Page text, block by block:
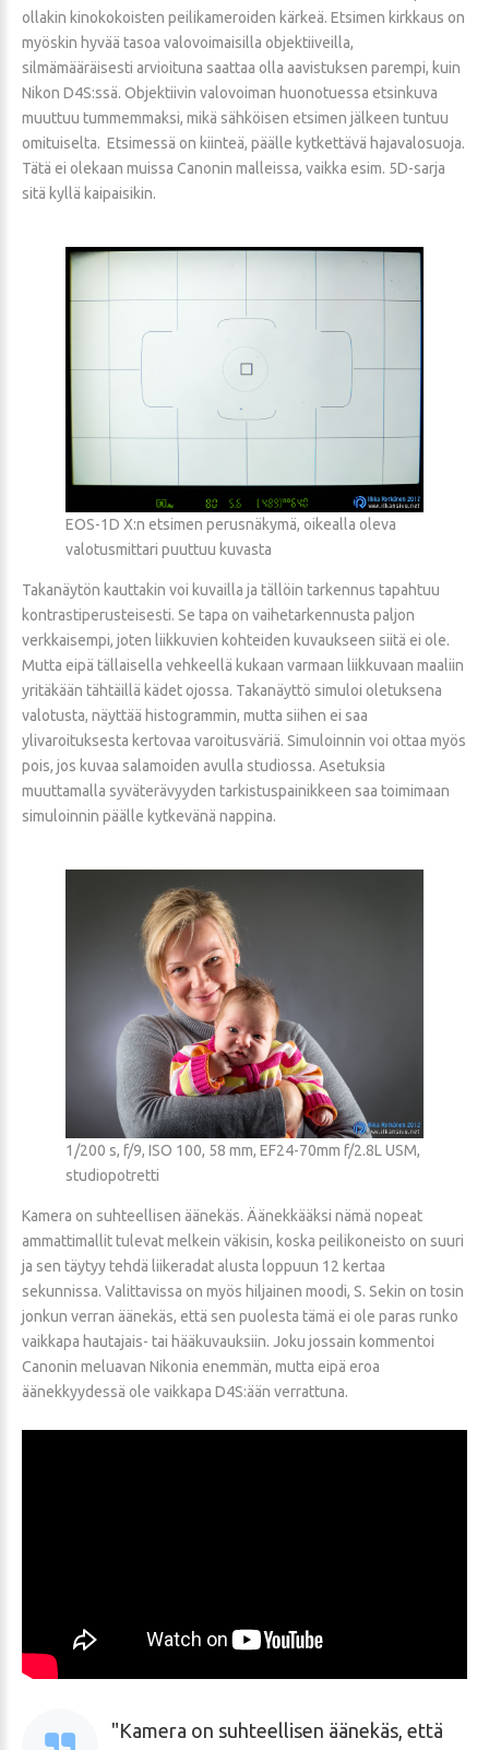
ollakin kinokokoisten peilikameroiden kärkeä. Etsimen kirkkaus on
myöskin hyvää tasoa valovoimaisilla objektiiveilla,
silmämääräisesti arvioituna saattaa olla aavistuksen parempi, kuin
Nikon D4S:ssä. Objektiivin valovoiman huonotuessa etsinkuva
muuttuu tummemmaksi, mikä sähköisen etsimen jälkeen tuntuu
omituiselta. Etsimessä on kiinteä, päälle kytkettävä hajavalosuoja.
Tätä ei olekaan muissa Canonin malleissa, vaikka esim. 5D-sarja
sitä kyllä kaipaisikin.
EOS-1D X:n etsimen perusnäkymä, oikealla oleva
valotusmittari puuttuu kuvasta
Takanäytön kauttakin voi kuvailla ja tällöin tarkennus tapahtuu
kontrastiperusteisesti. Se tapa on vaihetarkennusta paljon
verkkaisempi, joten liikkuvien kohteiden kuvaukseen siitä ei ole.
Mutta eipä tällaisella vehkeellä kukaan varmaan liikkuvaan maaliin
yritäkään tähtäillä kädet ojossa. Takanäyttö simuloi oletuksena
valotusta, näyttää histogrammin, mutta siihen ei saa
ylivaroituksesta kertovaa varoitusväriä. Simuloinnin voi ottaa myös
pois, jos kuvaa salamoiden avulla studiossa. Asetuksia
muuttamalla syväterävyyden tarkistuspainikkeen saa toimimaan
simuloinnin päälle kytkevänä nappina.
1/200 s, f/9, ISO 100, 58 mm, EF24-70mm f/2.8L USM,
studiopotretti
Kamera on suhteellisen äänekäs. Äänekkääksi nämä nopeat
ammattimallit tulevat melkein väkisin, koska peilikoneisto on suuri
ja sen täytyy tehdä liikeradat alusta loppuun 12 kertaa
sekunnissa. Valittavissa on myös hiljainen moodi, S. Sekin on tosin
jonkun verran äänekäs, että sen puolesta tämä ei ole paras runko
vaikkapa hautajais- tai hääkuvauksiin. Joku jossain kommentoi
Canonin meluavan Nikonia enemmän, mutta eipä eroa
äänekkyydessä ole vaikkapa D4S:ään verrattuna.
Kamera on suhteellisen äänekäs, että